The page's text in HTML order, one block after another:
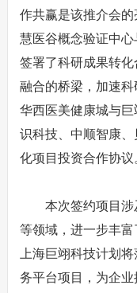
作共赢是该推介会
慧医谷概念验证中
签署了科研成果转
融合的桥梁，加速
华西医美健康城与
识科技、中顺智康
化项目投资合作协议
本次签约项目涉
等领域，进一步丰富
上海巨翊科技计划
务平台项目，为企